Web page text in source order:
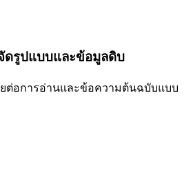
ดรูปแบบและข้อมูลดิบ
ต่อการอ่านและข้อความต้นฉบับแบบ